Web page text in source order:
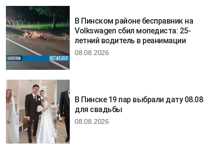
В Пинском районе бесправник на
Volkswagen сбил мопедиста: 25-
летний водитель в реанимации
08.08.2026
В Пинске 19 пар выбрали дату 08.08
для свадьбы
08.08.2026